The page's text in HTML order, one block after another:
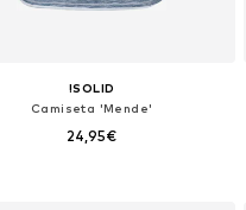
!SOLID
Camiseta 'Mende'
24,95€